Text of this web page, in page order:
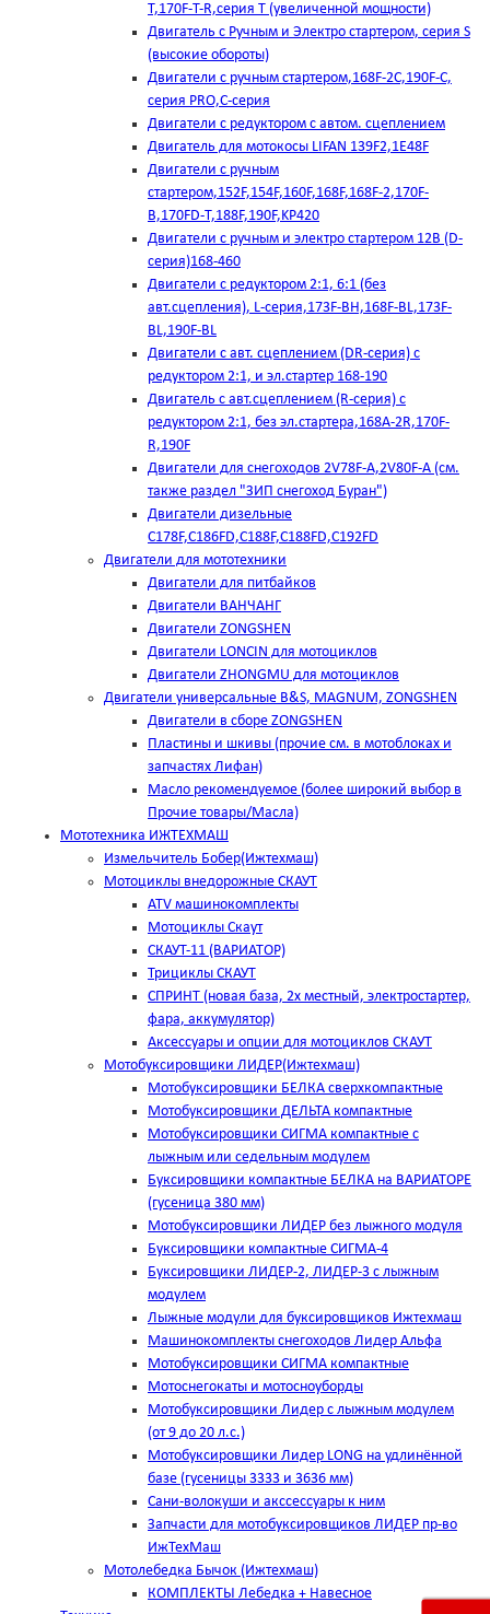
T,170F-T-R,серия Т (увеличенной мощности)
Двигатель с Ручным и Электро стартером, серия S
(высокие обороты)
Двигатели с ручным стартером,168F-2C,190F-C,
серия PRO,C-серия
Двигатели с редуктором с автом. сцеплением
Двигатель для мотокосы LIFAN 139F2,1E48F
Двигатели с ручным
стартером,152F,154F,160F,168F,168F-2,170F-
B,170FD-T,188F,190F,KP420
Двигатели с ручным и электро стартером 12В (D-
серия)168-460
Двигатели с редуктором 2:1, 6:1 (без
авт.сцепления), L-серия,173F-BH,168F-BL,173F-
BL,190F-BL
Двигатели с авт. сцеплением (DR-серия) с
редуктором 2:1, и эл.стартер 168-190
Двигатель с авт.сцеплением (R-серия) с
редуктором 2:1, без эл.стартера,168А-2R,170F-
R,190F
Двигатели для снегоходов 2V78F-A,2V80F-A (см.
также раздел "ЗИП снегоход Буран")
Двигатели дизельные
C178F,С186FD,C188F,C188FD,C192FD
Двигатели для мототехники
Двигатели для питбайков
Двигатели ВАНЧАНГ
Двигатели ZONGSHEN
Двигатели LONCIN для мотоциклов
Двигатели ZHONGMU для мотоциклов
Двигатели универсальные B&S, MAGNUM, ZONGSHEN
Двигатели в сборе ZONGSHEN
Пластины и шкивы (прочие см. в мотоблоках и
запчастях Лифан)
Масло рекомендуемое (более широкий выбор в
Прочие товары/Масла)
Мототехника ИЖТЕХМАШ
Измельчитель Бобер(Ижтехмаш)
Мотоциклы внедорожные СКАУТ
ATV машинокомплекты
Мотоциклы Скаут
СКАУТ-11 (ВАРИАТОР)
Трициклы СКАУТ
СПРИНТ (новая база, 2х местный, электростартер,
фара, аккумулятор)
Аксессуары и опции для мотоциклов СКАУТ
Мотобуксировщики ЛИДЕР(Ижтехмаш)
Мотобуксировщики БЕЛКА сверхкомпактные
Мотобуксировщики ДЕЛЬТА компактные
Мотобуксировщики СИГМА компактные с
лыжным или седельным модулем
Буксировщики компактные БЕЛКА на ВАРИАТОРЕ
(гусеница 380 мм)
Мотобуксировщики ЛИДЕР без лыжного модуля
Буксировщики компактные СИГМА-4
Буксировщики ЛИДЕР-2, ЛИДЕР-3 c лыжным
модулем
Лыжные модули для буксировщиков Ижтехмаш
Машинокомплекты снегоходов Лидер Альфа
Мотобуксировщики СИГМА компактные
Мотоснегокаты и мотосноуборды
Мотобуксировщики Лидер с лыжным модулем
(от 9 до 20 л.с.)
Мотобуксировщики Лидер LONG на удлинённой
базе (гусеницы 3333 и 3636 мм)
Сани-волокуши и акссессуары к ним
Запчасти для мотобуксировщиков ЛИДЕР пр-во
ИжТехМаш
Мотолебедка Бычок (Ижтехмаш)
КОМПЛЕКТЫ Лебедка + Навесное